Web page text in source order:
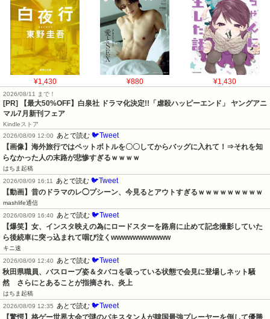
¥1,430 ¥880 ¥1,430
2026/08/11 まで！
[PR] 【最大50%OFF】白泉社 ドラマ化決定!!「虐殺ハッピーエンド」 ヤングアニ
マル7月新刊フェア
Kindleストア
2026/08/09 12:00
あとで読む 🐦Tweet
【画像】海外旅行ではペットボトルを〇〇してからバッグに入れて！⇒それを知
らなかった人の末路が悲惨すぎるｗｗｗｗ
はちま起稿
2026/08/09 16:11
あとで読む 🐦Tweet
【動画】昔のドラマのレ◯プシーン、今見るとアウトすぎるｗｗｗｗｗｗｗｗｗ
mashlife通信
2026/08/09 16:40
あとで読む 🐦Tweet
【爆笑】女、インスタ映えの為にロードスターを路肩に止めて記念撮影していた
ら後続車に突っ込まれて咽び泣くwwwwwwwwwww
キニ速
2026/08/09 12:40
あとで読む 🐦Tweet
秋田県職員、バスローブ姿＆タバコを吸っている状態で会見に登場しネット騒
然　さらにとあることが指摘され、炎上
はちま起稿
2026/08/09 12:35
あとで読む 🐦Tweet
【驚愕】格ゲー世界大会で謎のパキスタン人が韓国最強プレーヤーを倒して優勝